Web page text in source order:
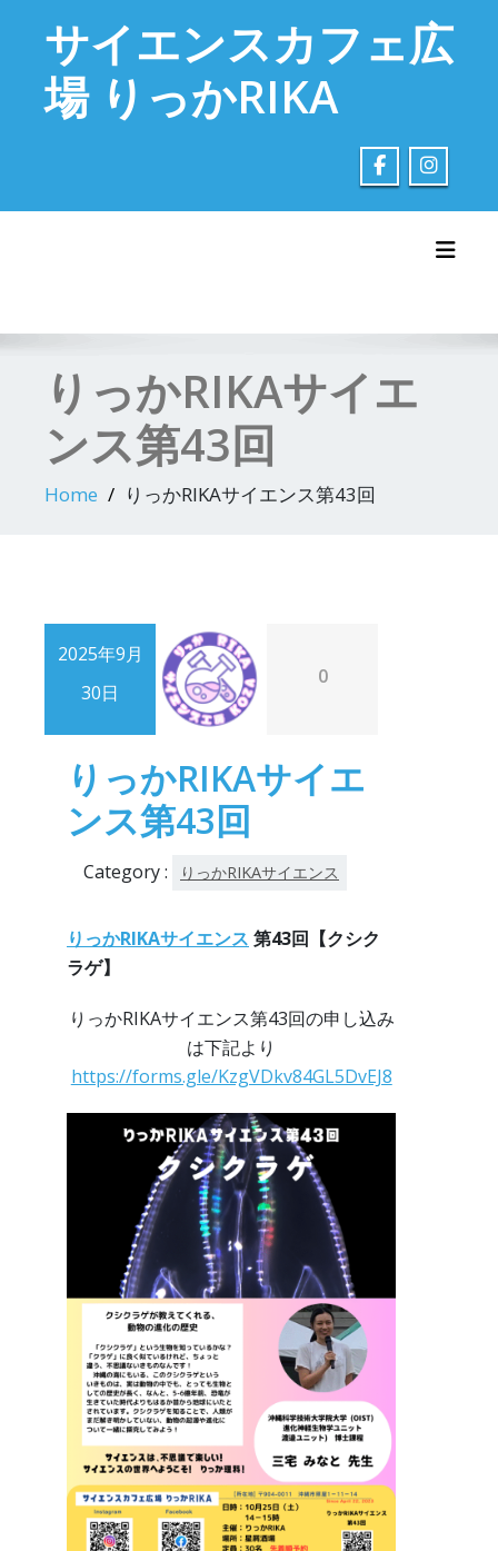
contentサイエンスカフェ広
場 りっかRIKA
りっかRIKAサイエ
ンス第43回
Home りっかRIKAサイエンス第43回
2025年9月
30日
0
りっかRIKAサイエ
ンス第43回
Category : りっかRIKAサイエンス
りっかRIKAサイエンス 第43回【クシク
ラゲ】
りっかRIKAサイエンス第43回の申し込み
は下記より
https://forms.gle/KzgVDkv84GL5DvEJ8